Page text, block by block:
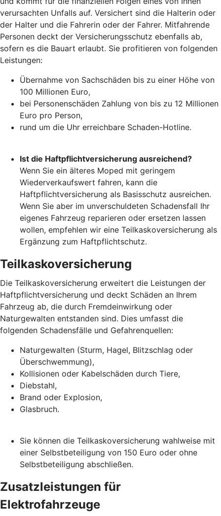
verursachten Unfalls auf. Versichert sind die Halterin oder
der Halter und die Fahrerin oder der Fahrer. Mitfahrende
Personen deckt der Versicherungsschutz ebenfalls ab,
sofern es die Bauart erlaubt. Sie profitieren von folgenden
Leistungen:
Übernahme von Sachschäden bis zu einer Höhe von
100 Millionen Euro,
bei Personenschäden Zahlung von bis zu 12 Millionen
Euro pro Person,
rund um die Uhr erreichbare Schaden-Hotline.
Ist die Haftpflichtversicherung ausreichend?
Wenn Sie ein älteres Moped mit geringem
Wiederverkaufswert fahren, kann die
Haftpflichtversicherung als Basisschutz ausreichen.
Wenn Sie aber im unverschuldeten Schadensfall Ihr
eigenes Fahrzeug reparieren oder ersetzen lassen
wollen, empfehlen wir eine Teilkaskoversicherung als
Ergänzung zum Haftpflichtschutz.
Teilkaskoversicherung
Die Teilkaskoversicherung erweitert die Leistungen der
Haftpflichtversicherung und deckt Schäden an Ihrem
Fahrzeug ab, die durch Fremdeinwirkung oder
Naturgewalten entstanden sind. Dies umfasst die
folgenden Schadensfälle und Gefahrenquellen:
Naturgewalten (Sturm, Hagel, Blitzschlag oder
Überschwemmung),
Kollisionen oder Kabelschäden durch Tiere,
Diebstahl,
Brand oder Explosion,
Glasbruch.
Sie können die Teilkaskoversicherung wahlweise mit
einer Selbstbeteiligung von 150 Euro oder ohne
Selbstbeteiligung abschließen.
Zusatzleistungen für
Elektrofahrzeuge